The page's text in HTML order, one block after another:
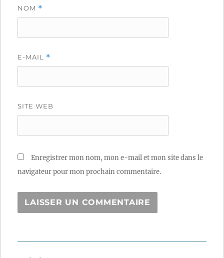
NOM *
E-MAIL *
SITE WEB
Enregistrer mon nom, mon e-mail et mon site dans le
navigateur pour mon prochain commentaire.